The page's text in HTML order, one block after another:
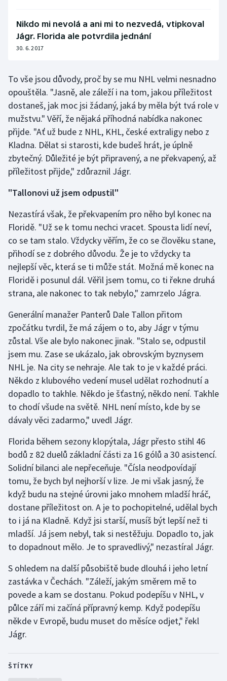
Nikdo mi nevolá a ani mi to nezvedá, vtipkoval
Jágr. Florida ale potvrdila jednání
30. 6. 2017
To vše jsou důvody, proč by se mu NHL velmi nesnadno
opouštěla. "Jasně, ale záleží i na tom, jakou příležitost
dostaneš, jak moc jsi žádaný, jaká by měla být tvá role v
mužstvu." Věří, že nějaká příhodná nabídka nakonec
přijde. "Ať už bude z NHL, KHL, české extraligy nebo z
Kladna. Dělat si starosti, kde budeš hrát, je úplně
zbytečný. Důležité je být připravený, a ne překvapený, až
příležitost přijde," zdůraznil Jágr.
"Tallonovi už jsem odpustil"
Nezastírá však, že překvapením pro něho byl konec na
Floridě. "Už se k tomu nechci vracet. Spousta lidí neví,
co se tam stalo. Vždycky věřím, že co se člověku stane,
přihodí se z dobrého důvodu. Že je to vždycky ta
nejlepší věc, která se ti může stát. Možná mě konec na
Floridě i posunul dál. Věřil jsem tomu, co ti řekne druhá
strana, ale nakonec to tak nebylo," zamrzelo Jágra.
Generální manažer Panterů Dale Tallon přitom
zpočátku tvrdil, že má zájem o to, aby Jágr v týmu
zůstal. Vše ale bylo nakonec jinak. "Stalo se, odpustil
jsem mu. Zase se ukázalo, jak obrovským byznysem
NHL je. Na city se nehraje. Ale tak to je v každé práci.
Někdo z klubového vedení musel udělat rozhodnutí a
dopadlo to takhle. Někdo je šťastný, někdo není. Takhle
to chodí všude na světě. NHL není místo, kde by se
dávaly věci zadarmo," uvedl Jágr.
Florida během sezony klopýtala, Jágr přesto stihl 46
bodů z 82 duelů základní části za 16 gólů a 30 asistencí.
Solidní bilanci ale nepřeceňuje. "Čísla neodpovídají
tomu, že bych byl nejhorší v lize. Je mi však jasný, že
když budu na stejné úrovni jako mnohem mladší hráč,
dostane příležitost on. A je to pochopitelné, udělal bych
to i já na Kladně. Když jsi starší, musíš být lepší než ti
mladší. Já jsem nebyl, tak si nestěžuju. Dopadlo to, jak
to dopadnout mělo. Je to spravedlivý," nezastíral Jágr.
S ohledem na další působiště bude dlouhá i jeho letní
zastávka v Čechách. "Záleží, jakým směrem mě to
povede a kam se dostanu. Pokud podepíšu v NHL, v
půlce září mi začíná přípravný kemp. Když podepíšu
někde v Evropě, budu muset do měsíce odjet," řekl
Jágr.
ŠTÍTKY